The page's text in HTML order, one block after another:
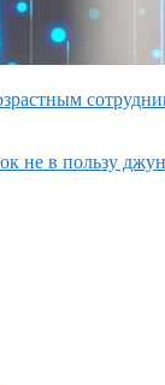
не в пользу